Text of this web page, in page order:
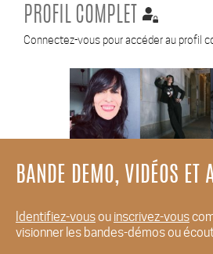
PROFIL COMPLET
Connectez-vous pour accéder au profil
BANDE DEMO, VIDÉOS ET
Identifiez-vousou inscrivez-vous
visionner les bandes-démos ou